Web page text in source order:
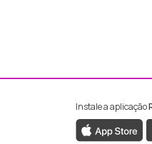
da RTP
da RTP
Instale a aplicação